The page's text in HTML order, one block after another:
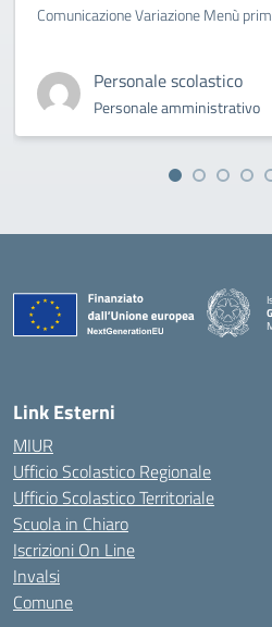
Comunicazione Variazione Menù
Personale scolastico
Personale amministrativo
Link Esterni
MIUR
Ufficio Scolastico Regionale
Ufficio Scolastico Territoriale
Scuola in Chiaro
Iscrizioni On Line
Invalsi
Comune